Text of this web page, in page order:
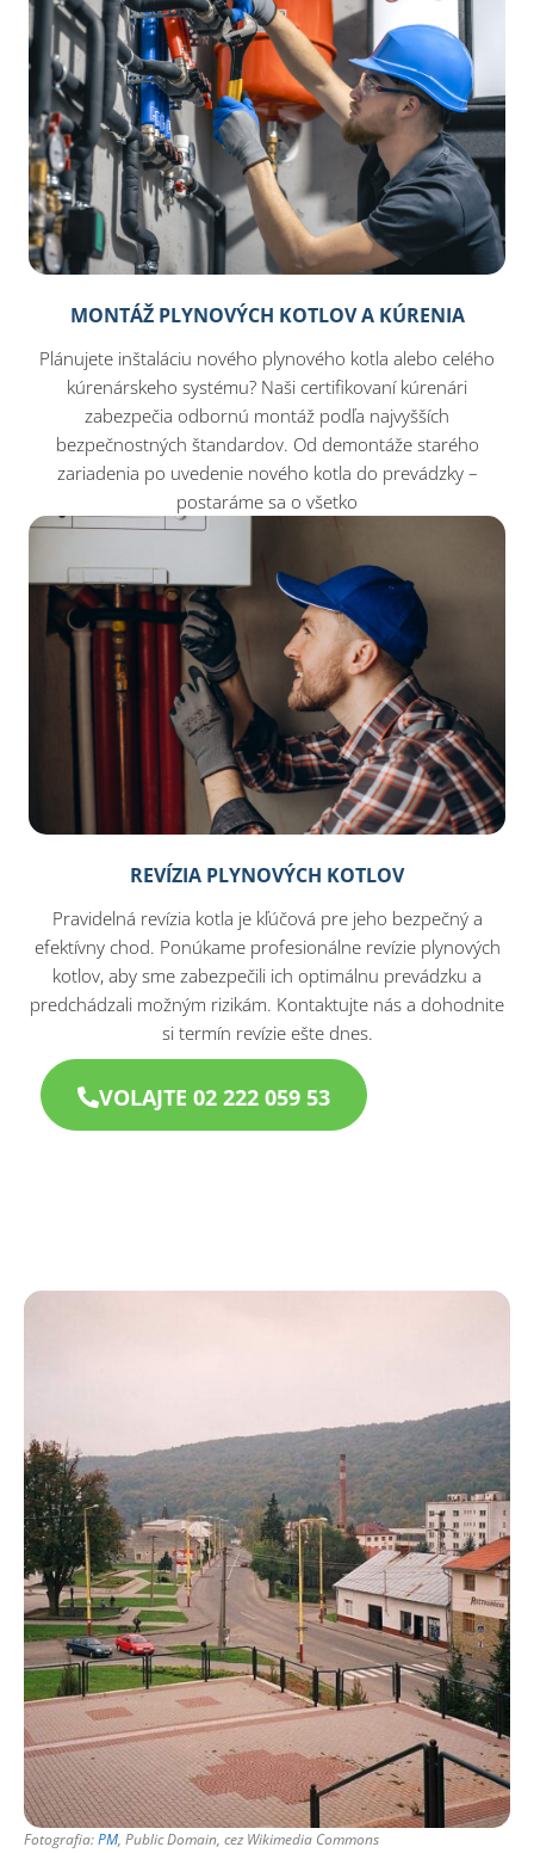
MONTÁŽ PLYNOVÝCH KOTLOV A KÚRENIA
Plánujete inštaláciu nového plynového kotla alebo celého
kúrenárskeho systému? Naši certifikovaní kúrenári
zabezpečia odbornú montáž podľa najvyšších
bezpečnostných štandardov. Od demontáže starého
zariadenia po uvedenie nového kotla do prevádzky –
postaráme sa o všetko
REVÍZIA PLYNOVÝCH KOTLOV
Pravidelná revízia kotla je kľúčová pre jeho bezpečný a
efektívny chod. Ponúkame profesionálne revízie plynových
kotlov, aby sme zabezpečili ich optimálnu prevádzku a
predchádzali možným rizikám. Kontaktujte nás a dohodnite
si termín revízie ešte dnes.
VOLAJTE 02 222 059 53
Fotografia:PM, Public Domain, cez Wikimedia Commons